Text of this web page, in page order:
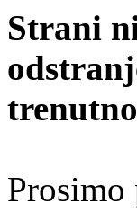
Strani
Prosimo